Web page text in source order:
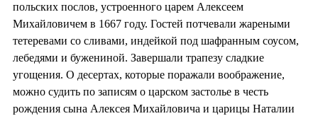
польских послов, устроенного царем Алексеем
Михайловичем в 1667 году. Гостей потчевали жареными
тетеревами со сливами, индейкой под шафранным соусом,
лебедями и бужениной. Завершали трапезу сладкие
угощения. О десертах, которые поражали воображение,
можно судить по записям о царском застолье в честь
рождения сына Алексея Михайловича и царицы Наталии